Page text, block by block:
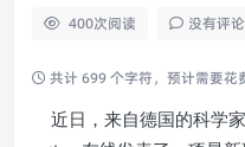
400次阅读 没有评论
共计 699 个字符，预计需要花
近日，来自德国的科学